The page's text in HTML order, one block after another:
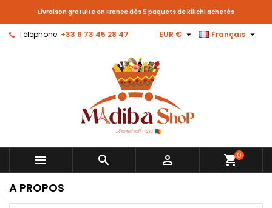
Livraison gratuite en France dès 5 paquets de kilichi achetés
Téléphone: +33 6 73 45 28 47 Français 
EUR € 
   shopping_cart0
A PROPOS